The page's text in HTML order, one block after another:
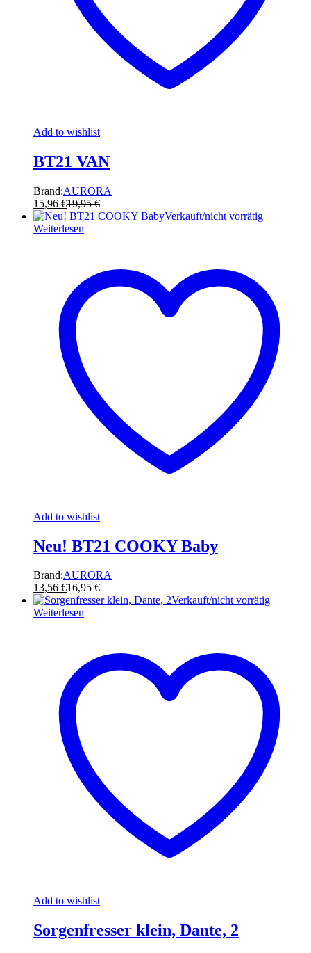
Add to wishlist
BT21 VAN
Brand:AURORA
15,96 €19,95€
Verkauft/nicht vorrätig
Weiterlesen
Add to wishlist
Neu! BT21 COOKY Baby
Brand:AURORA
13,56 €16,95€
Verkauft/nicht vorrätig
Weiterlesen
Add to wishlist
Sorgenfresser klein, Dante, 2